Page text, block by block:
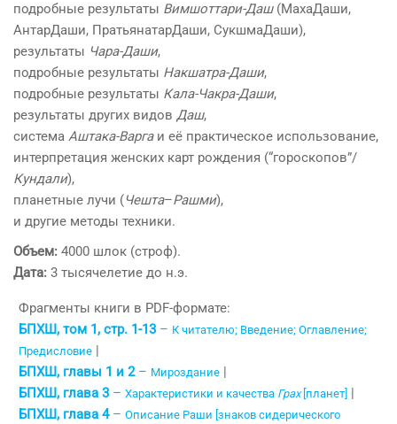
подробные результаты Вимшоттари-Даш(МахаДаши,
АнтарДаши, ПратьянатарДаши, СукшмаДаши),
результаты Чара-Даши,
подробные результаты Накшатра-Даши,
подробные результаты Кала-Чакра-Даши,
результаты других видов Даш,
система Аштака-Варгаи её практическое использование,
интерпретация женских карт рождения (“гороскопов”/
Кундали),
планетные лучи (Чешта–Рашми),
и другие методы техники.
Объем: 4000 шлок (строф).
Дата: 3 тысячелетие до н.э.
Фрагменты книги в PDF-формате:
БПХШ, том 1, стр. 1-13 – К читателю; Введение; Оглавление;
Предисловие |
БПХШ, главы 1 и 2– Мироздание |
БПХШ, глава 3 – Характеристики и качества Грах[планет] |
БПХШ, глава 4– Описание Раши [знаков сидерического